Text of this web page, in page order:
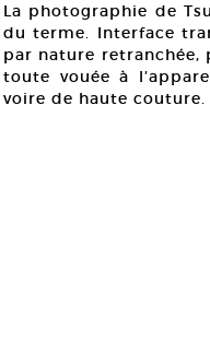
La photographie de
du terme. Interface
par nature retranchée,
toute vouée à
voire de haute couture.